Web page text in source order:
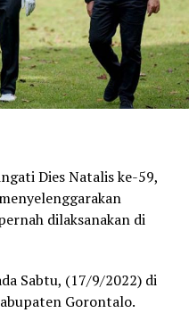
Dies Natalis ke-59,
dilaksanakan di
Sabtu, (17/9/2022) di
Gorontalo.